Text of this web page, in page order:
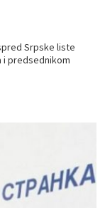
Srpske liste
i predsednikom